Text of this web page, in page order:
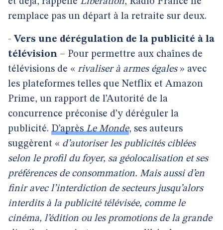
remplace pas un départ à la retraite sur deux.
- Vers une dérégulation de la publicité à la
télévision – Pour permettre aux chaînes de
télévisions de « rivaliser à armes égales» avec
les plateformes telles que Netflix et Amazon
Prime, un rapport de l’Autorité de la
concurrence préconise d’y déréguler la
publicité. D’aprèsLe Monde, ses auteurs
suggèrent « d’autoriser les publicités ciblées
selon le profil du foyer, sa géolocalisation et ses
préférences de consommation. Mais aussi d’en
finir avec l’interdiction de secteurs jusqu’alors
interdits à la publicité télévisée, comme le
cinéma, l’édition ou les promotions de la grande